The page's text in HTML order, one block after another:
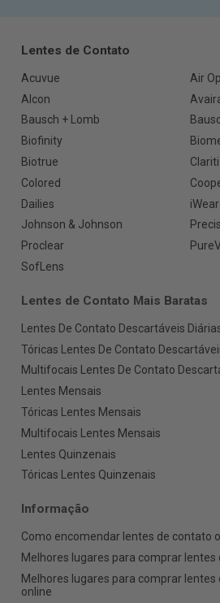
Lentes de Contato
Acuvue
Air
Alcon
Bausch + Lomb
Biofinity
Biotrue
Clariti
Colored
Dailies
iWear
Johnson & Johnson
Proclear
SofLens
Lentes de Contato Mais Baratas
Lentes De Contato Descartáveis
Tóricas Lentes De Contato
Multifocais Lentes De Contato
Lentes Mensais
Tóricas Lentes Mensais
Multifocais Lentes Mensais
Lentes Quinzenais
Tóricas Lentes Quinzenais
Informação
Como encomendar lentes de contato
Melhores lugares para comprar
Melhores lugares para comprar
online